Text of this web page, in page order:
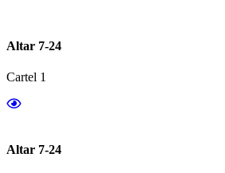
Altar 7-24
Cartel 1
Altar 7-24